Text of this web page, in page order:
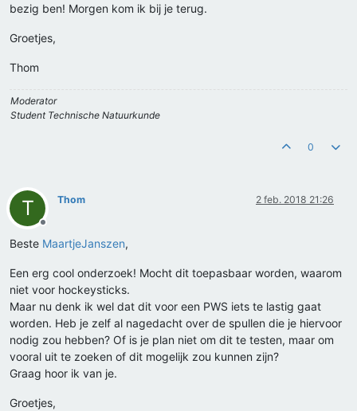
bezig ben! Morgen kom ik bij je terug.
Groetjes,
Thom
Moderator
Student Technische Natuurkunde
0
T
Offline
Thom 2 feb. 2018 21:26
Beste MaartjeJanszen,
Een erg cool onderzoek! Mocht dit toepasbaar worden, waarom
niet voor hockeysticks.
Maar nu denk ik wel dat dit voor een PWS iets te lastig gaat
worden. Heb je zelf al nagedacht over de spullen die je hiervoor
nodig zou hebben? Of is je plan niet om dit te testen, maar om
vooral uit te zoeken of dit mogelijk zou kunnen zijn?
Graag hoor ik van je.
Groetjes,